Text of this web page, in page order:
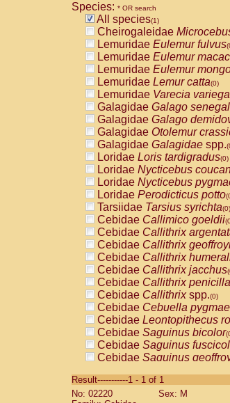
Species: * OR search
All species(1)
Cheirogaleidae
Lemuridae Eulemur fulvus
Lemuridae Eulemur
Lemuridae Eulemur
Lemuridae Lemur catta(0)
Lemuridae Varecia
Galagidae Galago
Galagidae Galago
Galagidae Otolemur
Galagidae Galagidae spp.
Loridae Loris tardigradus(0)
Loridae Nycticebus
Loridae Nycticebus
Loridae Perodicticus potto
Tarsiidae Tarsius syrichta(0)
Cebidae Callimico goeldii
Cebidae Callithrix
Cebidae Callithrix
Cebidae Callithrix
Cebidae Callithrix jacchus
Cebidae Callithrix
Cebidae Callithrixspp.(0)
Cebidae Cebuella
Cebidae Leontopithecus
Cebidae Saguinus bicolor
Cebidae Saguinus
Cebidae Saguinus
CebidaeSaguinus
Cebidae Saguinus
Result-----------1 - 1 of 1
No: 02220
Sex: M